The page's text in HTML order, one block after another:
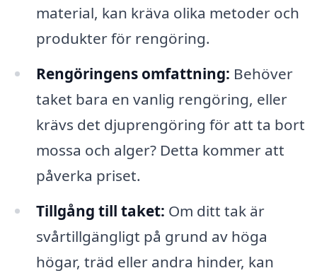
material, kan kräva olika metoder och
produkter för rengöring.
Rengöringens omfattning: Behöver
taket bara en vanlig rengöring, eller
krävs det djuprengöring för att ta bort
mossa och alger? Detta kommer att
påverka priset.
Tillgång till taket: Om ditt tak är
svårtillgängligt på grund av höga
högar, träd eller andra hinder, kan